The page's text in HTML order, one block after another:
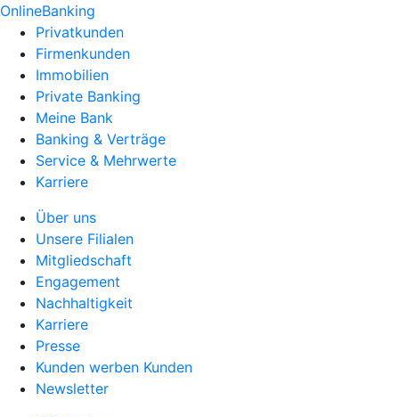
OnlineBanking
Privatkunden
Firmenkunden
Immobilien
Private Banking
Meine Bank
Banking & Verträge
Service & Mehrwerte
Karriere
Über uns
Unsere Filialen
Mitgliedschaft
Engagement
Nachhaltigkeit
Karriere
Presse
Kunden werben Kunden
Newsletter